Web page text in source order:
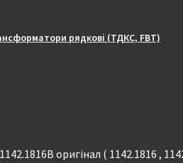
рядкові (ТДКС, FBT)
оригінал ( 1142.1816 ,